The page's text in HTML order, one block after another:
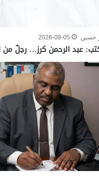
حسين 2026-08-05
عبد الرحمن كرز… رجلٌ من